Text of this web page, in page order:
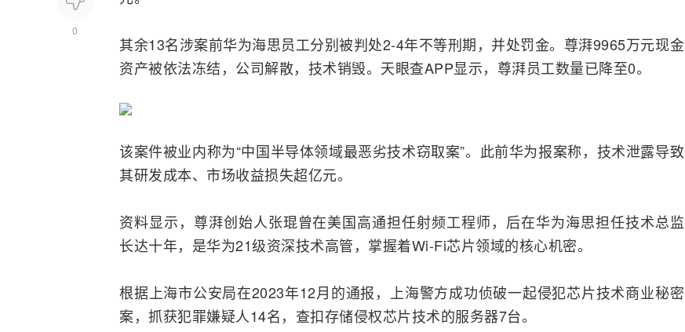
0
其余13名涉案前华为海思员工分别被判处2-4年不等刑期，并处罚金。尊湃9965万元现金
资产被依法冻结，公司解散，技术销毁。天眼查APP显示，尊湃员工数量已降至0。
该案件被业内称为“中国半导体领域最恶劣技术窃取案”。此前华为报案称，技术泄露导致
其研发成本、市场收益损失超亿元。
资料显示，尊湃创始人张琨曾在美国高通担任射频工程师，后在华为海思担任技术总监
长达十年，是华为21级资深技术高管，掌握着Wi-Fi芯片领域的核心机密。
根据上海市公安局在2023年12月的通报，上海警方成功侦破一起侵犯芯片技术商业秘密
案，抓获犯罪嫌疑人14名，查扣存储侵权芯片技术的服务器7台。